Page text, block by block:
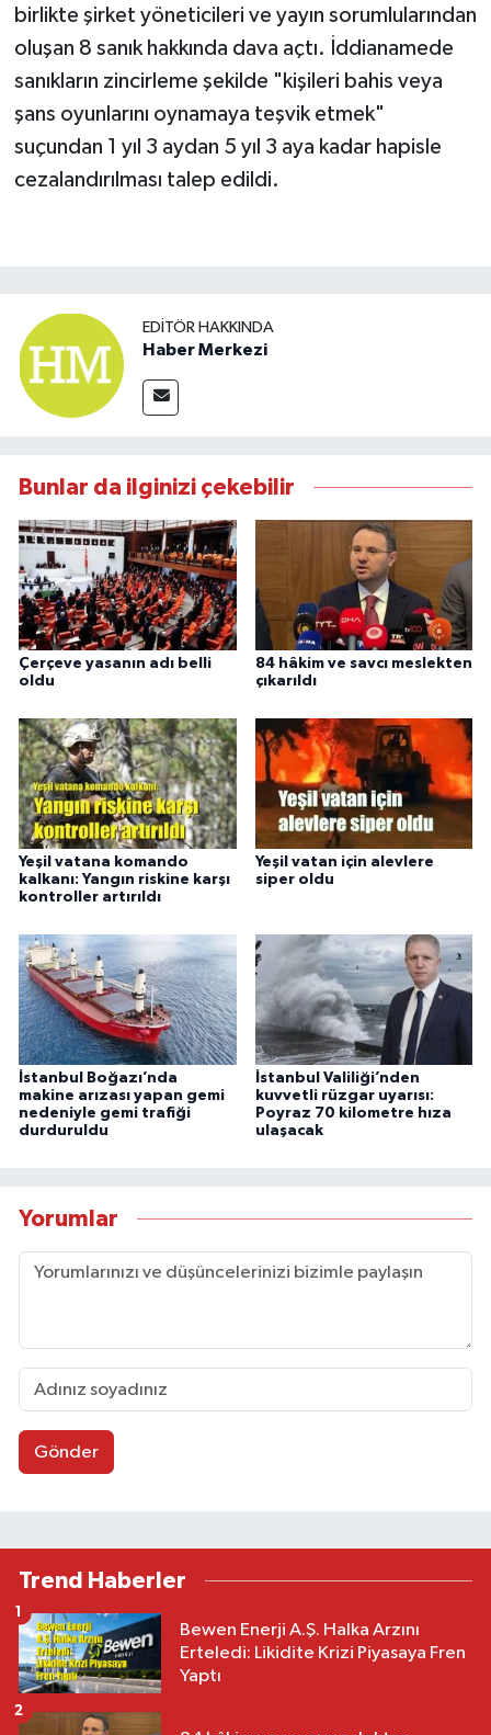
birlikte şirket yöneticileri ve yayın sorumlularından
oluşan 8 sanık hakkında dava açtı. İddianamede
sanıkların zincirleme şekilde "kişileri bahis veya
şans oyunlarını oynamaya teşvik etmek"
suçundan 1 yıl 3 aydan 5 yıl 3 aya kadar hapisle
cezalandırılması talep edildi.
EDITÖR HAKKINDA
Haber Merkezi
Bunlar da ilginizi çekebilir
Çerçeve yasanın adı belli
oldu
84 hâkim ve savcı meslekten
çıkarıldı
Yeşil vatana komando
kalkanı: Yangın riskine karşı
kontroller artırıldı
Yeşil vatan için alevlere
siper oldu
İstanbul Boğazı’nda
makine arızası yapan gemi
nedeniyle gemi trafiği
durduruldu
İstanbul Valiliği’nden
kuvvetli rüzgar uyarısı:
Poyraz 70 kilometre hıza
ulaşacak
Yorumlar
Gönder
Trend Haberler
Bewen Enerji A.Ş. Halka Arzını
Erteledi: Likidite Krizi Piyasaya Fren
Yaptı
1
2